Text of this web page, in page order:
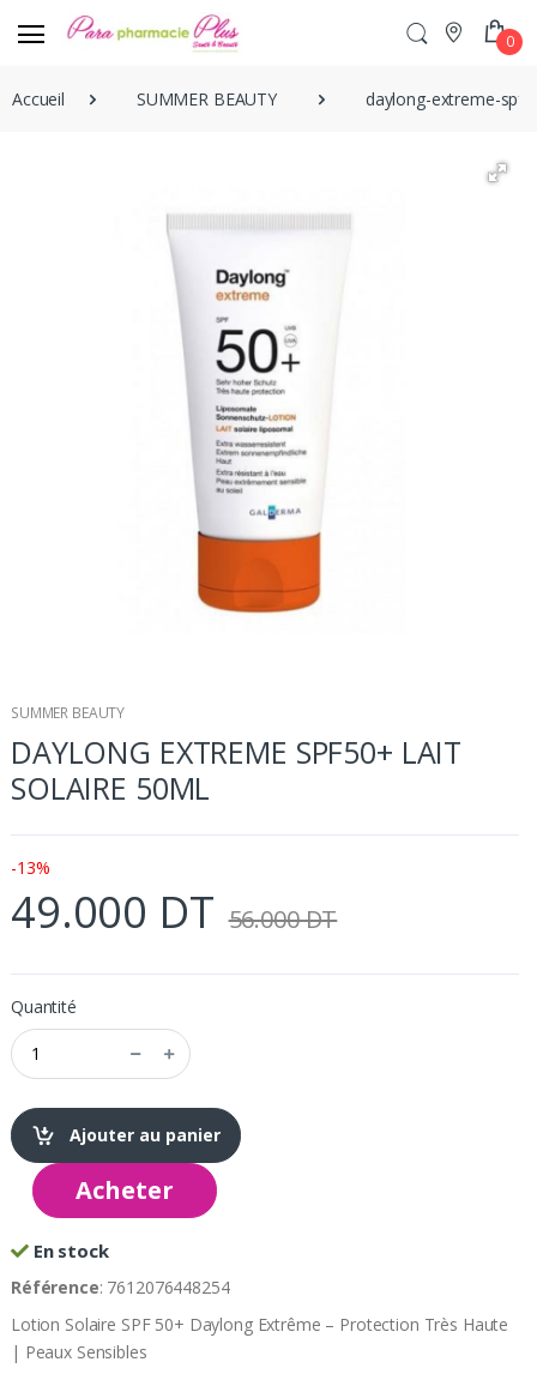
0
Accueil SUMMER BEAUTY daylong-extreme-
SUMMER BEAUTY
DAYLONG EXTREME SPF50+ LAIT
SOLAIRE 50ML
-13%
49.000 DT 56.000 DT
Quantité
Ajouter au panier
Acheter
En stock
Référence: 7612076448254
Lotion Solaire SPF 50+ Daylong Extrême – Protection Très Haute
| Peaux Sensibles